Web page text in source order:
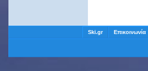
Ski.gr Επικοινωνία